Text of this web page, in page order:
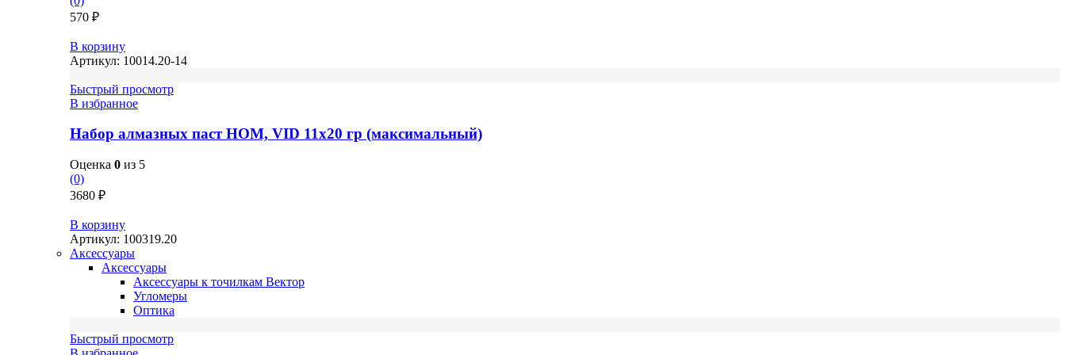
570 ₽
В корзину
Артикул: 10014.20-14
Быстрый просмотр
В избранное
Набор алмазных паст НОМ, VID 11х20 гр (максимальный)
Оценка 0 из 5
(0)
3680 ₽
В корзину
Артикул: 100319.20
Аксессуары
Аксессуары
Аксессуары к точилкам Вектор
Угломеры
Оптика
Быстрый просмотр